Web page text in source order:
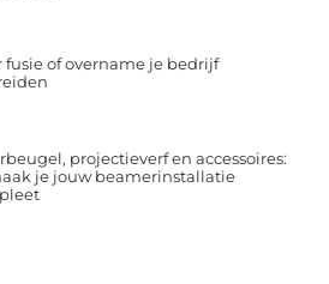
fusie of overname je bedrijf
projectieverf en accessoires:
je jouw beamerinstallatie